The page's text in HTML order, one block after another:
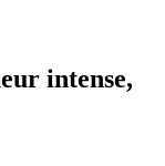
intense,